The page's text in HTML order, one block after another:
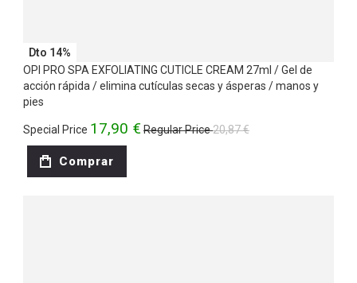
Dto 14%
OPI PRO SPA EXFOLIATING CUTICLE CREAM 27ml / Gel de
acción rápida / elimina cutículas secas y ásperas / manos y
pies
Special Price 17,90 € Regular Price20,87 €
Comprar